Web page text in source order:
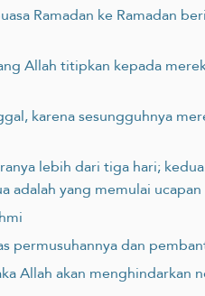
Ramadan ke Ramadan
Allah ‎titipkan kepada
karena sesungguhnya
lebih dari tiga hari;
yang memulai ucapan
dan
Allah akan menghindarkan